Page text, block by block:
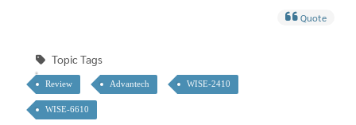
Quote
Topic Tags
Review Advantech WISE-2410
WISE-6610